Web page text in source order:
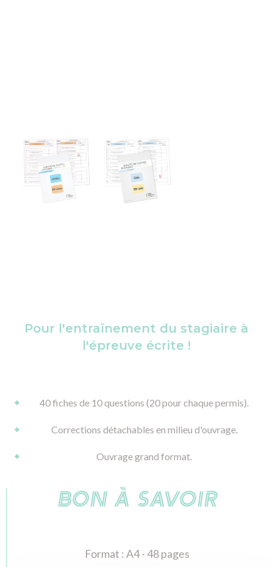
Pour l'entraînement du stagiaire à
l'épreuve écrite !
40 fiches de 10 questions (20 pour chaque permis).
Corrections détachables en milieu d'ouvrage.
Ouvrage grand format.
BON À SAVOIR
Format : A4 - 48 pages